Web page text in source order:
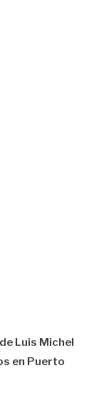
Luis Michel
en Puerto